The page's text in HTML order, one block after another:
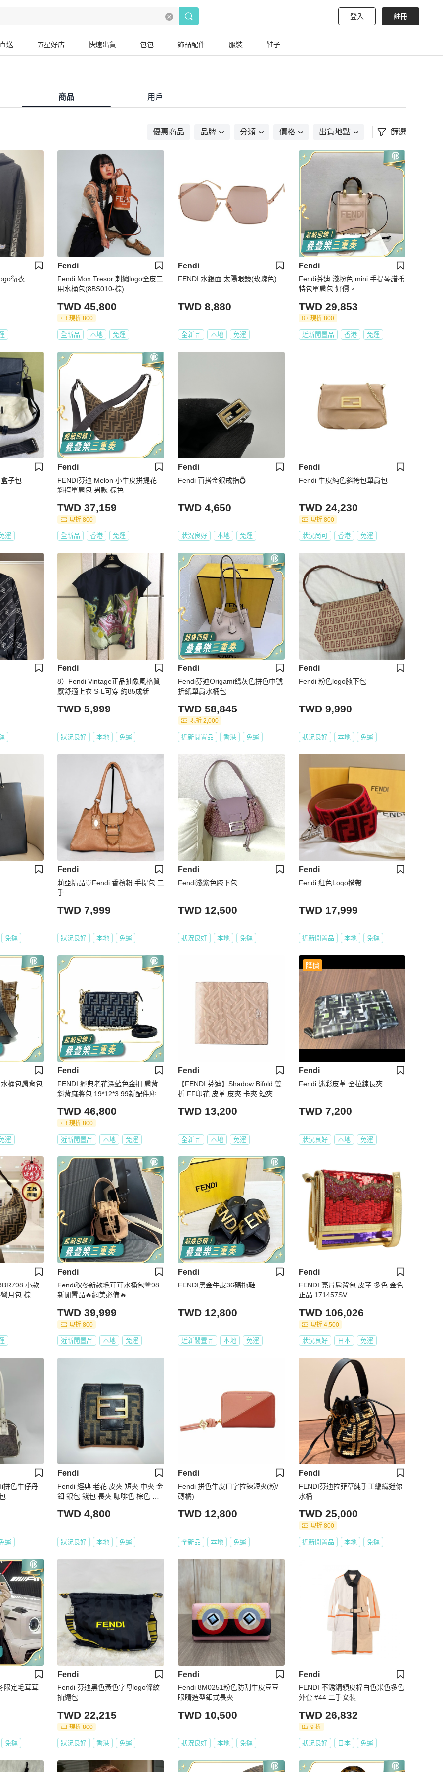
登入 註冊
送 五星好店 快速出貨 包包 飾品配件 服裝 鞋子
商品 用戶
優惠商品 品牌 分類 價格 出貨地點 篩選
衛衣
Fendi
Fendi Mon Tresor 刺繡logo全皮二
用水桶包(8BS010-棕)
TWD 45,800
現折 800
全新品 本地 免運
Fendi
FENDI 水銀面 太陽眼鏡(玫瑰色)
TWD 8,880
全新品 本地 免運
Fendi
Fendi芬迪 淺粉色 mini 手提琴譜托
特包單肩包 好價。
TWD 29,853
現折 800
近新閒置品 香港 免運
子包
運
Fendi
FENDI芬迪 Melon 小牛皮拼提花
斜挎單肩包 男款 棕色
TWD 37,159
現折 800
全新品 香港 免運
Fendi
Fendi 百搭金銀戒指💍
TWD 4,650
狀況良好 本地 免運
Fendi
Fendi 牛皮純色斜挎包單肩包
TWD 24,230
現折 800
狀況尚可 香港 免運
Fendi
8）Fendi Vintage正品抽象風格質
感舒適上衣 S-L可穿 約85成新
TWD 5,999
狀況良好 本地 免運
Fendi
Fendi芬迪Origami鴿灰色拼色中號
折紙單肩水桶包
TWD 58,845
現折 2,000
近新閒置品 香港 免運
Fendi
Fendi 粉色logo腋下包
TWD 9,990
狀況良好 本地 免運
免運
Fendi
莉亞精品♡Fendi 香檳粉 手提包 二
手
TWD 7,999
狀況良好 本地 免運
Fendi
Fendi淺紫色腋下包
TWD 12,500
狀況良好 本地 免運
Fendi
Fendi 紅色Logo揹帶
TWD 17,999
近新閒置品 本地 免運
桶包肩背包
運
Fendi
FENDI 經典老花深藍色金扣 肩背
斜背麻將包 19*12*3 99新配件塵袋
TWD 46,800
現折 800
近新閒置品 本地 免運
Fendi
【FENDI 芬迪】Shadow Bifold 雙
折 FF印花 皮革 皮夾 卡夾 短夾 米
TWD 13,200
全新品 本地 免運
降價
Fendi
Fendi 迷彩皮革 全拉鍊長夾
TWD 7,200
狀況良好 本地 免運
小款
月包 棕色
Fendi
Fendi秋冬新款毛茸茸水桶包🤎98
新閒置品🔥網美必備🔥
TWD 39,999
現折 800
近新閒置品 本地 免運
Fendi
FENDI黑金牛皮36碼拖鞋
TWD 12,800
近新閒置品 本地 免運
Fendi
FENDI 亮片肩背包 皮革 多色 金色
正品 171457SV
TWD 106,026
現折 4,500
狀況良好 日本 免運
拼色牛仔丹
運
Fendi
Fendi 經典 老花 皮夾 短夾 中夾 金
釦 銀包 錢包 長夾 咖啡色 棕色 深
TWD 4,800
狀況良好 本地 免運
Fendi
Fendi 拼色牛皮ㄇ字拉鍊短夾(粉/
磚橘)
TWD 12,800
全新品 本地 免運
Fendi
FENDI芬迪拉菲草純手工編織迷你
水桶
TWD 25,000
現折 800
近新閒置品 本地 免運
限定毛茸茸
免運
Fendi
Fendi 芬迪黑色黃色字母logo條紋
抽繩包
TWD 22,215
現折 800
狀況良好 香港 免運
Fendi
Fendi 8M0251粉色防刮牛皮豆豆
眼睛造型釦式長夾
TWD 10,500
狀況良好 本地 免運
Fendi
FENDI 不銹鋼領皮棉白色米色多色
外套 #44 二手女裝
TWD 26,832
9 折
狀況良好 日本 免運